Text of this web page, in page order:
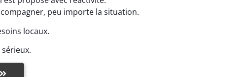
peu importe la situation.
locaux.